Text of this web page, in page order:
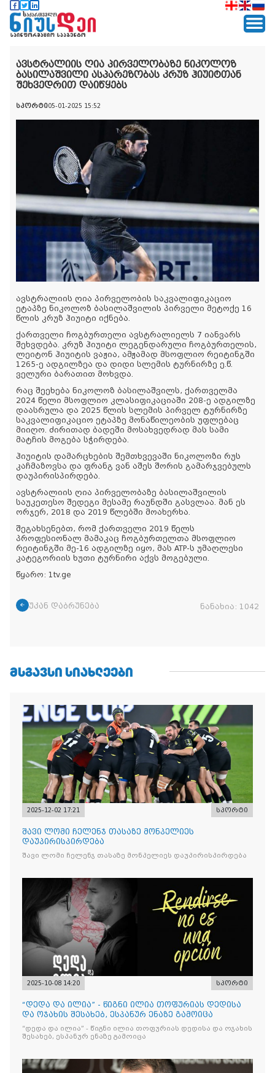
ავსტრალიის ღია პირველობაზე ნიკოლოზ
ბასილაშვილი ასპარეზობას კრუზ ჰიუიტთან
შეხვედრით დაიწყებს
სპორტი05-01-2025 15:52
ავსტრალიის ღია პირველობის საკვალიფიკაციო
ეტაპზე ნიკოლოზ ბასილაშვილის პირველი მეტოქე 16
წლის კრუზ ჰიუიტი იქნება.
ქართველი ჩოგბურთელი ავსტრალიელს 7 იანვარს
შეხვდება. კრუზ ჰიუიტი ლეგენდარული ჩოგბურთელის,
ლეიტონ ჰიუიტის ვაჟია, ამჟამად მსოფლიო რეიტინგში
1265-ე ადგილზეა და დიდი სლემის ტურნირზე ე.წ.
ველური ბარათით მოხვდა.
რაც შეეხება ნიკოლოზ ბასილაშვილს, ქართველმა
2024 წელი მსოფლიო კლასიფიკაციაში 208-ე ადგილზე
დაასრულა და 2025 წლის სლემის პირველ ტურნირზე
საკვალიფიკაციო ეტაპზე მონაწილეობის უფლებაც
მიიღო. ძირითად ბადეში მოსახვედრად მას სამი
მატჩის მოგება სჭირდება.
ჰიუიტის დამარცხების შემთხვევაში ნიკოლოზი რუს
კაჩმაზოვსა და ფრანგ ვან აშეს შორის გამარჯვებულს
დაუპირისპირდება.
ავსტრალიის ღია პირველობაზე ბასილაშვილის
საუკეთესო შედეგი მესამე რაუნდში გასვლაა. მან ეს
ორჯერ, 2018 და 2019 წლებში მოახერხა.
შეგახსენებთ, რომ ქართველი 2019 წელს
პროფესიონალ მამაკაც ჩოგბურთელთა მსოფლიო
რეიტინგში მე-16 ადგილზე იყო, მას ATP-ს უმაღლესი
კატეგორიის ხუთი ტურნირი აქვს მოგებული.
წყარო: 1tv.ge
უკან დაბრუნება ნანახია: 1042
ᲛᲡᲒᲐᲕᲡᲘ ᲡᲘᲐᲮᲚᲔᲔᲑᲘ
2025-12-02 17:21 სპორტი
შავი ლომი ჩელენჯ თასაზე მონპელიეს
დაუპირისპირდება
შავი ლომი ჩელენჯ თასაზე მონპელიეს დაუპირისპირდება
2025-10-08 14:20 სპორტი
“დედა და ილია” - წიგნი ილია თოფურიას დედისა
და ოჯახის შესახებ, ესპანურ ენაზე გამოიცა
“დედა და ილია” - წიგნი ილია თოფურიას დედისა და ოჯახის
შესახებ, ესპანურ ენაზე გამოიცა